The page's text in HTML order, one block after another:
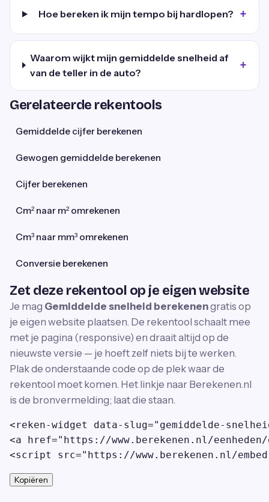
Hoe bereken ik mijn tempo bij hardlopen?
Waarom wijkt mijn gemiddelde snelheid af
van de teller in de auto?
Gerelateerde rekentools
Gemiddelde cijfer berekenen
Gewogen gemiddelde berekenen
Cijfer berekenen
Cm² naar m² omrekenen
Cm³ naar mm³ omrekenen
Conversie berekenen
Zet deze rekentool op je eigen website
Je mag Gemiddelde snelheid berekenengratis op
je eigen website plaatsen. De rekentool schaalt mee
met je pagina (responsive) en draait altijd op de
nieuwste versie — je hoeft zelf niets bij te werken.
Plak de onderstaande code op de plek waar de
rekentool moet komen. Het linkje naar Berekenen.nl
is de bronvermelding; laat die staan.
<reken-widget data-slug="gemiddelde-
<a href="https://www.berekenen.nl/
<script src="https://www.berekenen.nl/
Kopiëren